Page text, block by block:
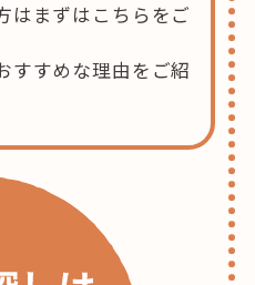
はまずはこちらをご
すすめな理由をご紹